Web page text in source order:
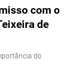
com o
de
do